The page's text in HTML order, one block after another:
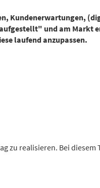
Kundenerwartungen,
und am Markt
laufend anzupassen.
zu realisieren. Bei diesem